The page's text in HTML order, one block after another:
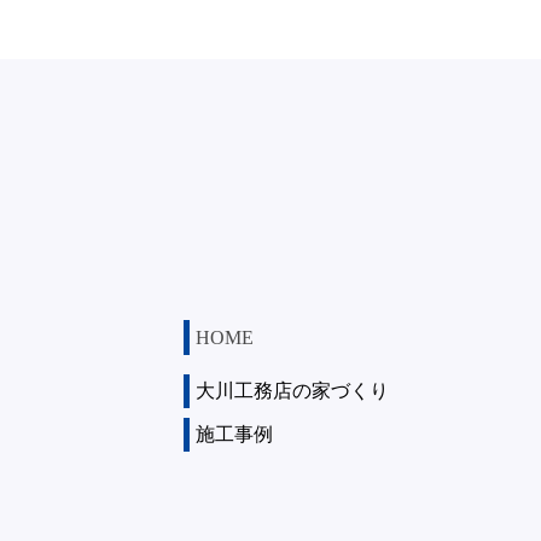
HOME
大川工務店の家づくり
施工事例